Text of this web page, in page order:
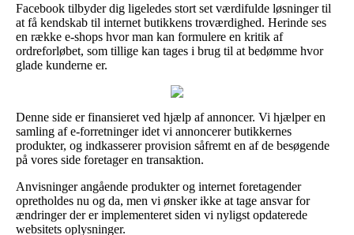
Facebook tilbyder dig ligeledes stort set værdifulde løsninger til
at få kendskab til internet butikkens troværdighed. Herinde ses
en række e-shops hvor man kan formulere en kritik af
ordreforløbet, som tillige kan tages i brug til at bedømme hvor
glade kunderne er.
Denne side er finansieret ved hjælp af annoncer. Vi hjælper en
samling af e-forretninger idet vi annoncerer butikkernes
produkter, og indkasserer provision såfremt en af de besøgende
på vores side foretager en transaktion.
Anvisninger angående produkter og internet foretagender
opretholdes nu og da, men vi ønsker ikke at tage ansvar for
ændringer der er implementeret siden vi nyligst opdaterede
websitets oplysninger.